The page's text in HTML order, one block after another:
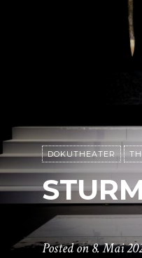
DOKUTHEATER
Posted on8. Mai